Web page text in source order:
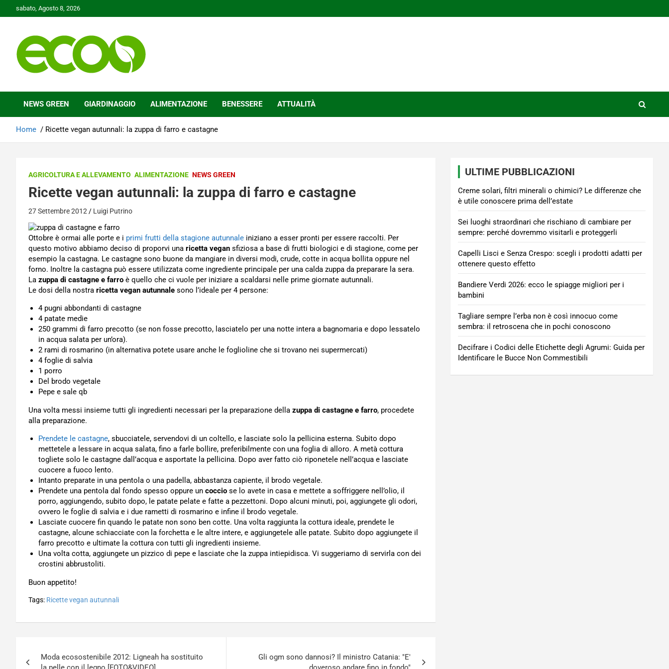
to
sabato, Agosto 8, 2026
Ecoo.it
NEWS GREEN GIARDINAGGIO ALIMENTAZIONE BENESSERE ATTUALITÀ
Home Ricette vegan autunnali: la zuppa di farro e castagne
AGRICOLTURA E ALLEVAMENTO ALIMENTAZIONE NEWS GREEN
Ricette vegan autunnali: la zuppa di farro e castagne
27 Settembre 2012 Luigi Putrino
Ottobre è ormai alle porte e i primi frutti della stagione autunnale iniziano a esser pronti per essere raccolti. Per
questo motivo abbiamo deciso di proporvi una ricetta vegan sfiziosa a base di frutti biologici e di stagione, come per
esempio la castagna. Le castagne sono buone da mangiare in diversi modi, crude, cotte in acqua bollita oppure nel
forno. Inoltre la castagna può essere utilizzata come ingrediente principale per una calda zuppa da preparare la sera.
La zuppa di castagne e farro è quello che ci vuole per iniziare a scaldarsi nelle prime giornate autunnali.
Le dosi della nostra ricetta vegan autunnale sono l’ideale per 4 persone:
4 pugni abbondanti di castagne
4 patate medie
250 grammi di farro precotto (se non fosse precotto, lasciatelo per una notte intera a bagnomaria e dopo lessatelo
in acqua salata per un’ora).
2 rami di rosmarino (in alternativa potete usare anche le foglioline che si trovano nei supermercati)
4 foglie di salvia
1 porro
Del brodo vegetale
Pepe e sale qb
Una volta messi insieme tutti gli ingredienti necessari per la preparazione della zuppa di castagne e farro, procedete
alla preparazione.
Prendete le castagne, sbucciatele, servendovi di un coltello, e lasciate solo la pellicina esterna. Subito dopo
mettetele a lessare in acqua salata, fino a farle bollire, preferibilmente con una foglia di alloro. A metà cottura
togliete solo le castagne dall’acqua e asportate la pellicina. Dopo aver fatto ciò riponetele nell’acqua e lasciate
cuocere a fuoco lento.
Intanto preparate in una pentola o una padella, abbastanza capiente, il brodo vegetale.
Prendete una pentola dal fondo spesso oppure un coccio se lo avete in casa e mettete a soffriggere nell’olio, il
porro, aggiungendo, subito dopo, le patate pelate e fatte a pezzettoni. Dopo alcuni minuti, poi, aggiungete gli odori,
ovvero le foglie di salvia e i due rametti di rosmarino e infine il brodo vegetale.
Lasciate cuocere fin quando le patate non sono ben cotte. Una volta raggiunta la cottura ideale, prendete le
castagne, alcune schiacciate con la forchetta e le altre intere, e aggiungetele alle patate. Subito dopo aggiungete il
farro precotto e ultimate la cottura con tutti gli ingredienti insieme.
Una volta cotta, aggiungete un pizzico di pepe e lasciate che la zuppa intiepidisca. Vi suggeriamo di servirla con dei
crostini abbrustoliti.
Buon appetito!
Tags: Ricette vegan autunnali
Moda ecosostenibile 2012: Ligneah ha sostituito
Gli ogm sono dannosi? Il ministro Catania: "E'
ULTIME PUBBLICAZIONI
Creme solari, filtri minerali o chimici? Le differenze che
è utile conoscere prima dell’estate
Sei luoghi straordinari che rischiano di cambiare per
sempre: perché dovremmo visitarli e proteggerli
Capelli Lisci e Senza Crespo: scegli i prodotti adatti per
ottenere questo effetto
Bandiere Verdi 2026: ecco le spiagge migliori per i
bambini
Tagliare sempre l’erba non è così innocuo come
sembra: il retroscena che in pochi conoscono
Decifrare i Codici delle Etichette degli Agrumi: Guida per
Identificare le Bucce Non Commestibili